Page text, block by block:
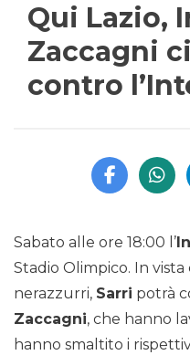
Qui Lazio,
Zaccagni
contro
Sabato alle ore 18:00 l’
Stadio Olimpico. In
nerazzurri, Sarri potrà
Zaccagni, che hanno
hanno smaltito i